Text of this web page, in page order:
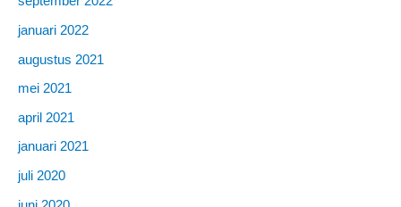
januari 2022
augustus 2021
mei 2021
april 2021
januari 2021
juli 2020